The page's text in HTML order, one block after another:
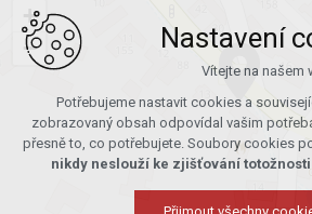
+
−
Nastavení
Vítejte na našem
Potřebujeme nastavit cookies a
zobrazovaný obsah odpovídal vašim
přesně to, co potřebujete. Soubory cookies
nikdy neslouží ke zjišťování